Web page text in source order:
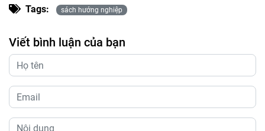
Tags: sách hướng nghiệp
Viết bình luận của bạn